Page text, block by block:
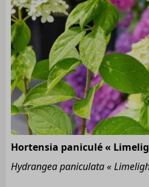
Hortensia paniculé «
Hydrangea paniculata «